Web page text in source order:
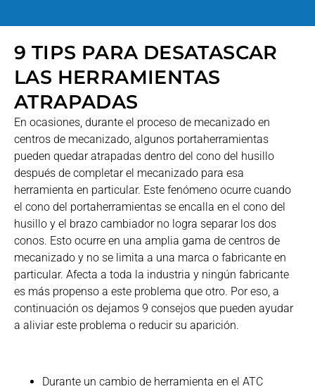
9 TIPS PARA DESATASCAR
LAS HERRAMIENTAS
ATRAPADAS
En ocasiones, durante el proceso de mecanizado en
centros de mecanizado, algunos portaherramientas
pueden quedar atrapadas dentro del cono del husillo
después de completar el mecanizado para esa
herramienta en particular. Este fenómeno ocurre cuando
el cono del portaherramientas se encalla en el cono del
husillo y el brazo cambiador no logra separar los dos
conos. Esto ocurre en una amplia gama de centros de
mecanizado y no se limita a una marca o fabricante en
particular. Afecta a toda la industria y ningún fabricante
es más propenso a este problema que otro. Por eso, a
continuación os dejamos 9 consejos que pueden ayudar
a aliviar este problema o reducir su aparición.
Durante un cambio de herramienta en el ATC